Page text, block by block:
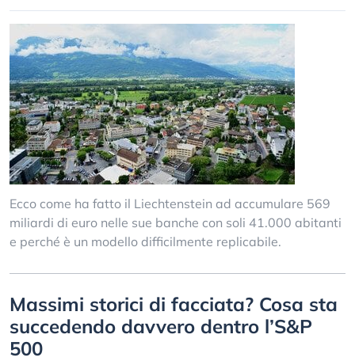
Ecco come ha fatto il Liechtenstein ad accumulare 569
miliardi di euro nelle sue banche con soli 41.000 abitanti
e perché è un modello difficilmente replicabile.
Massimi storici di facciata? Cosa sta
succedendo davvero dentro l’S&P
500